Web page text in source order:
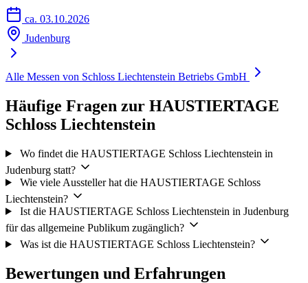
ca. 03.10.2026
Judenburg
Alle Messen von Schloss Liechtenstein Betriebs GmbH
Häufige Fragen zur HAUSTIERTAGE
Schloss Liechtenstein
Wo findet die HAUSTIERTAGE Schloss Liechtenstein in
Judenburg statt?
Wie viele Aussteller hat die HAUSTIERTAGE Schloss
Liechtenstein?
Ist die HAUSTIERTAGE Schloss Liechtenstein in Judenburg
für das allgemeine Publikum zugänglich?
Was ist die HAUSTIERTAGE Schloss Liechtenstein?
Bewertungen und Erfahrungen